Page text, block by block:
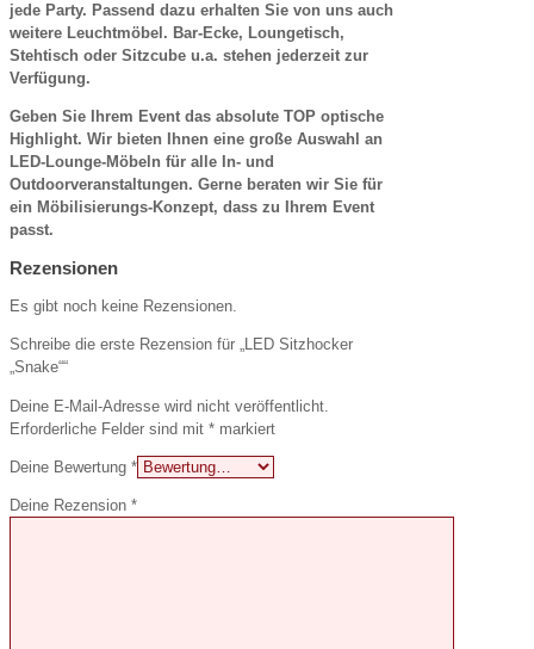
jede Party. Passend dazu erhalten Sie von uns auch
weitere Leuchtmöbel. Bar-Ecke, Loungetisch,
Stehtisch oder Sitzcube u.a. stehen jederzeit zur
Verfügung.
Geben Sie Ihrem Event das absolute TOP optische
Highlight. Wir bieten Ihnen eine große Auswahl an
LED-Lounge-Möbeln für alle In- und
Outdoorveranstaltungen. Gerne beraten wir Sie für
ein Möbilisierungs-Konzept, dass zu Ihrem Event
passt.
Rezensionen
Es gibt noch keine Rezensionen.
Schreibe die erste Rezension für „LED Sitzhocker
„Snake““
Deine E-Mail-Adresse wird nicht veröffentlicht.
Erforderliche Felder sind mit * markiert
Deine Bewertung *
Deine Rezension *